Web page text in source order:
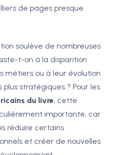
de pages presque
soulève de nombreuses
t-on à la disparition
métiers ou à leur évolution
stratégiques ? Pour les
du livre, cette
importante, car
réduire certains
et créer de nouvelles